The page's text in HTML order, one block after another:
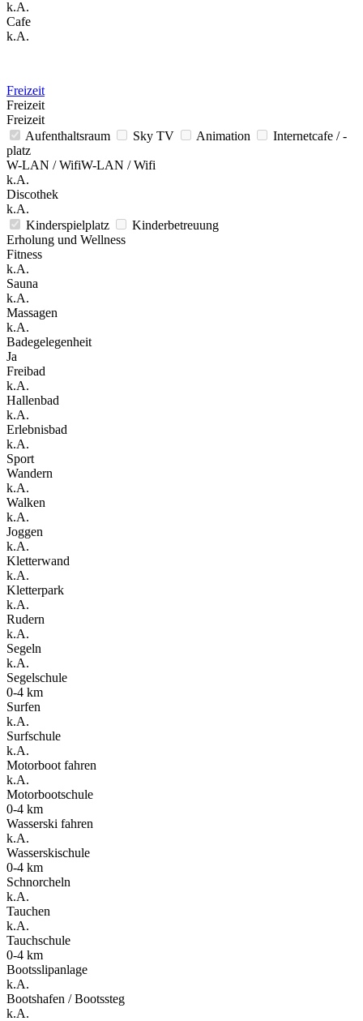
k.A.
Cafe
k.A.
Freizeit
Freizeit
Freizeit
Aufenthaltsraum
Sky TV Animation
Internetcafe / -
platz
W-LAN / WifiW-LAN / Wifi
k.A.
Discothek
k.A.
Kinderspielplatz
Kinderbetreuung
Erholung und Wellness
Fitness
k.A.
Sauna
k.A.
Massagen
k.A.
Badegelegenheit
Ja
Freibad
k.A.
Hallenbad
k.A.
Erlebnisbad
k.A.
Sport
Wandern
k.A.
Walken
k.A.
Joggen
k.A.
Kletterwand
k.A.
Kletterpark
k.A.
Rudern
k.A.
Segeln
k.A.
Segelschule
0-4 km
Surfen
k.A.
Surfschule
k.A.
Motorboot fahren
k.A.
Motorbootschule
0-4 km
Wasserski fahren
k.A.
Wasserskischule
0-4 km
Schnorcheln
k.A.
Tauchen
k.A.
Tauchschule
0-4 km
Bootsslipanlage
k.A.
Bootshafen / Bootssteg
k.A.